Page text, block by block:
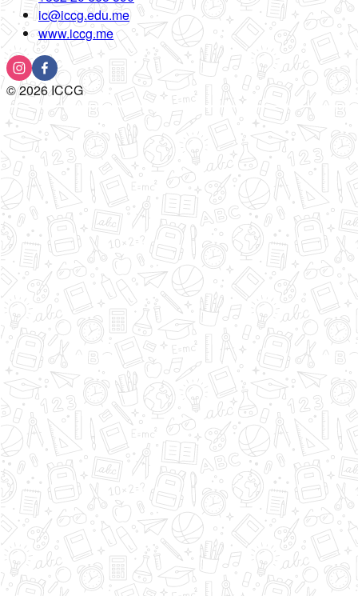
ic@iccg.edu.me
www.iccg.me
©2026ICCG